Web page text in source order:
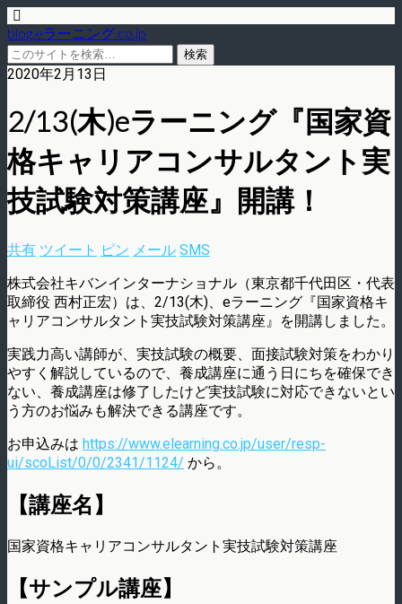
blog.eラーニング.co.jp
2020年2月13日
2/13(木)eラーニング『国家資
格キャリアコンサルタント実
技試験対策講座』開講！
共有 ツイート ピン メール SMS
株式会社キバンインターナショナル（東京都千代田区・代表
取締役 西村正宏）は、2/13(木)、eラーニング『国家資格キ
ャリアコンサルタント実技試験対策講座』を開講しました。
実践力高い講師が、実技試験の概要、面接試験対策をわかり
やすく解説しているので、養成講座に通う日にちを確保でき
ない、養成講座は修了したけど実技試験に対応できないとい
う方のお悩みも解決できる講座です。
お申込みは https://www.elearning.co.jp/user/resp-
ui/scoList/0/0/2341/1124/ から。
【講座名】
国家資格キャリアコンサルタント実技試験対策講座
【サンプル講座】